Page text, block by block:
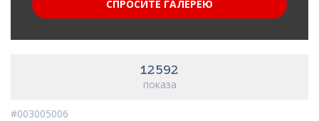
СПРОСИТЕ ГАЛЕРЕЮ
12592
показа
#003005006